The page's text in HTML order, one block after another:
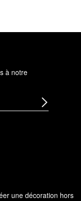
une décoration hors
à notre